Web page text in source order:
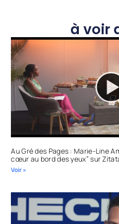
à voir
Au Gré des Pages : Marie-Line
cœur au bord des yeux” sur
Voir »